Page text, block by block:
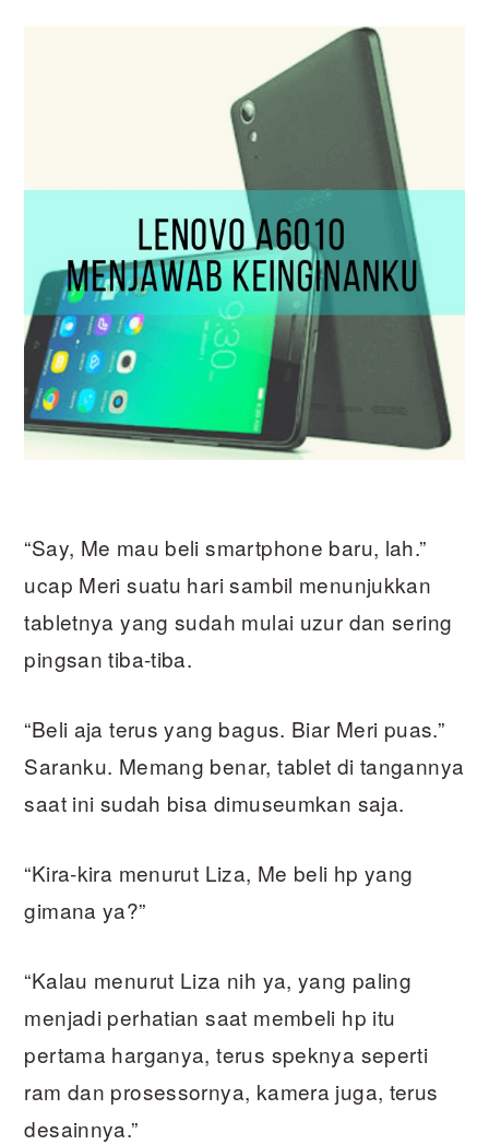
“Say, Me mau beli smartphone baru, lah.”
ucap Meri suatu hari sambil menunjukkan
tabletnya yang sudah mulai uzur dan sering
pingsan tiba-tiba.
“Beli aja terus yang bagus. Biar Meri puas.”
Saranku. Memang benar, tablet di tangannya
saat ini sudah bisa dimuseumkan saja.
“Kira-kira menurut Liza, Me beli hp yang
gimana ya?”
“Kalau menurut Liza nih ya, yang paling
menjadi perhatian saat membeli hp itu
pertama harganya, terus speknya seperti
ram dan prosessornya, kamera juga, terus
desainnya.”